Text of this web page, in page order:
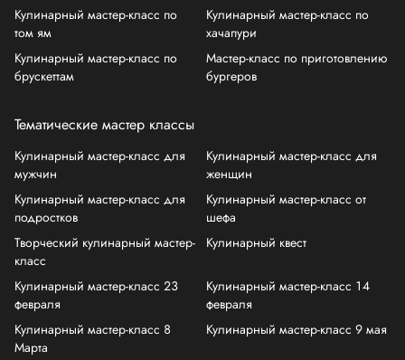
Кулинарный мастер-класс по
том ям
Кулинарный мастер-класс по
хачапури
Кулинарный мастер-класс по
брускеттам
Мастер-класс по приготовлению
бургеров
Тематические мастер классы
Кулинарный мастер-класс для
мужчин
Кулинарный мастер-класс для
женщин
Кулинарный мастер-класс для
подростков
Кулинарный мастер-класс от
шефа
Творческий кулинарный мастер-
класс
Кулинарный квест
Кулинарный мастер-класс 23
февраля
Кулинарный мастер-класс 14
февраля
Кулинарный мастер-класс 8
Марта
Кулинарный мастер-класс 9 мая